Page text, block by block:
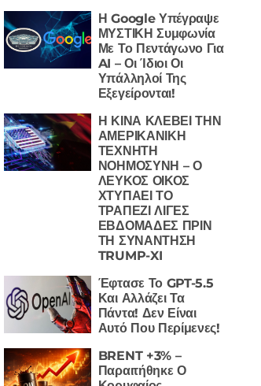
Η Google Υπέγραψε
ΜΥΣΤΙΚΗ Συμφωνία
Με Το Πεντάγωνο Για
AI – Οι Ίδιοι Οι
Υπάλληλοί Της
Εξεγείρονται!
Η ΚΙΝΑ ΚΛΕΒΕΙ ΤΗΝ
ΑΜΕΡΙΚΑΝΙΚΗ
ΤΕΧΝΗΤΗ
ΝΟΗΜΟΣΥΝΗ – Ο
ΛΕΥΚΟΣ ΟΙΚΟΣ
ΧΤΥΠΑΕΙ ΤΟ
ΤΡΑΠΕΖΙ ΛΙΓΕΣ
ΕΒΔΟΜΑΔΕΣ ΠΡΙΝ
ΤΗ ΣΥΝΑΝΤΗΣΗ
TRUMP-XI
Έφτασε Το GPT-5.5
Και Αλλάζει Τα
Πάντα! Δεν Είναι
Αυτό Που Περίμενες!
BRENT +3% –
Παραιτήθηκε Ο